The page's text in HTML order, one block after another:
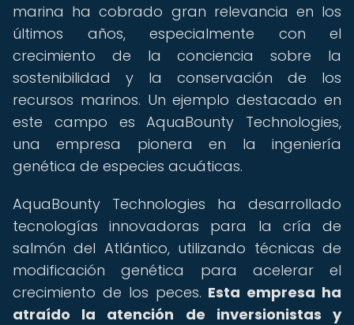
marina ha cobrado gran relevancia en los
últimos años, especialmente con el
crecimiento de la conciencia sobre la
sostenibilidad y la conservación de los
recursos marinos. Un ejemplo destacado en
este campo es AquaBounty Technologies,
una empresa pionera en la ingeniería
genética de especies acuáticas.
AquaBounty Technologies ha desarrollado
tecnologías innovadoras para la cría de
salmón del Atlántico, utilizando técnicas de
modificación genética para acelerar el
crecimiento de los peces. Esta empresa ha
atraído la atención de inversionistas y